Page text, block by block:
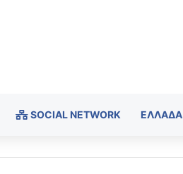
SOCIAL NETWORK ΕΛΛΆΔΑ